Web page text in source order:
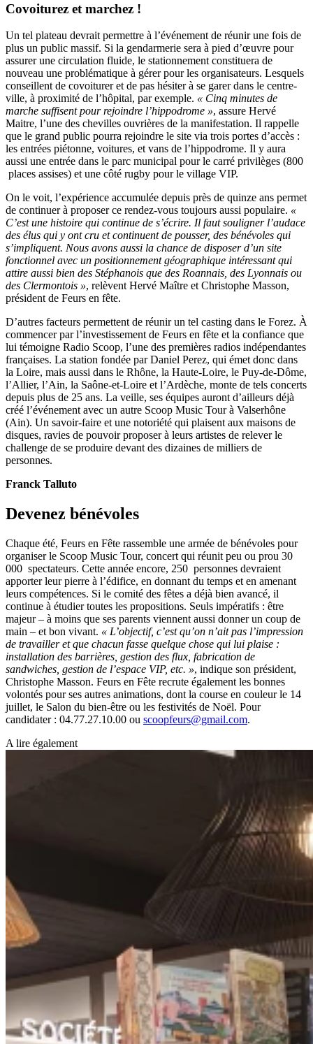
Covoiturez et marchez !
Un tel plateau devrait permettre à l’événement de réunir une fois de
plus un public massif. Si la gendarmerie sera à pied d’œuvre pour
assurer une circulation fluide, le stationnement constituera de
nouveau une problématique à gérer pour les organisateurs. Lesquels
conseillent de covoiturer et de pas hésiter à se garer dans le centre-
ville, à proximité de l’hôpital, par exemple. « Cinq minutes de
marche suffisent pour rejoindre l’hippodrome », assure Hervé
Maitre, l’une des chevilles ouvrières de la manifestation. Il rappelle
que le grand public pourra rejoindre le site via trois portes d’accès :
les entrées piétonne, voitures, et vans de l’hippodrome. Il y aura
aussi une entrée dans le parc municipal pour le carré privilèges (800
places assises) et une côté rugby pour le village VIP.
On le voit, l’expérience accumulée depuis près de quinze ans permet
de continuer à proposer ce rendez-vous toujours aussi populaire. «
C’est une histoire qui continue de s’écrire. Il faut souligner l’audace
des élus qui y ont cru et continuent de pousser, des bénévoles qui
s’impliquent. Nous avons aussi la chance de disposer d’un site
fonctionnel avec un positionnement géographique intéressant qui
attire aussi bien des Stéphanois que des Roannais, des Lyonnais ou
des Clermontois », relèvent Hervé Maître et Christophe Masson,
président de Feurs en fête.
D’autres facteurs permettent de réunir un tel casting dans le Forez. À
commencer par l’investissement de Feurs en fête et la confiance que
lui témoigne Radio Scoop, l’une des premières radios indépendantes
françaises. La station fondée par Daniel Perez, qui émet donc dans
la Loire, mais aussi dans le Rhône, la Haute-Loire, le Puy-de-Dôme,
l’Allier, l’Ain, la Saône-et-Loire et l’Ardèche, monte de tels concerts
depuis plus de 25 ans. La veille, ses équipes auront d’ailleurs déjà
créé l’événement avec un autre Scoop Music Tour à Valserhône
(Ain). Un savoir-faire et une notoriété qui plaisent aux maisons de
disques, ravies de pouvoir proposer à leurs artistes de relever le
challenge de se produire devant des dizaines de milliers de
personnes.
Franck Talluto
Devenez bénévoles
Chaque été, Feurs en Fête rassemble une armée de bénévoles pour
organiser le Scoop Music Tour, concert qui réunit peu ou prou 30
000 spectateurs. Cette année encore, 250 personnes devraient
apporter leur pierre à l’édifice, en donnant du temps et en amenant
leurs compétences. Si le comité des fêtes a déjà bien avancé, il
continue à étudier toutes les propositions. Seuls impératifs : être
majeur – à moins que ses parents viennent aussi donner un coup de
main – et bon vivant. « L’objectif, c’est qu’on n’ait pas l’impression
de travailler et que chacun fasse quelque chose qui lui plaise :
installation des barrières, gestion des flux, fabrication de
sandwiches, gestion de l’espace VIP, etc. », indique son président,
Christophe Masson. Feurs en Fête recrute également les bonnes
volontés pour ses autres animations, dont la course en couleur le 14
juillet, le Salon du bien-être ou les festivités de Noël. Pour
candidater : 04.77.27.10.00 ou scoopfeurs@gmail.com.
A lire également